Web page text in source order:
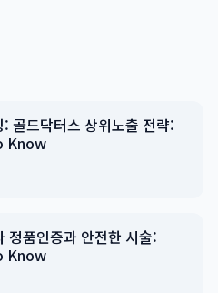
골드닥터스 상위노출 전략:
Know
정품인증과 안전한 시술:
Know